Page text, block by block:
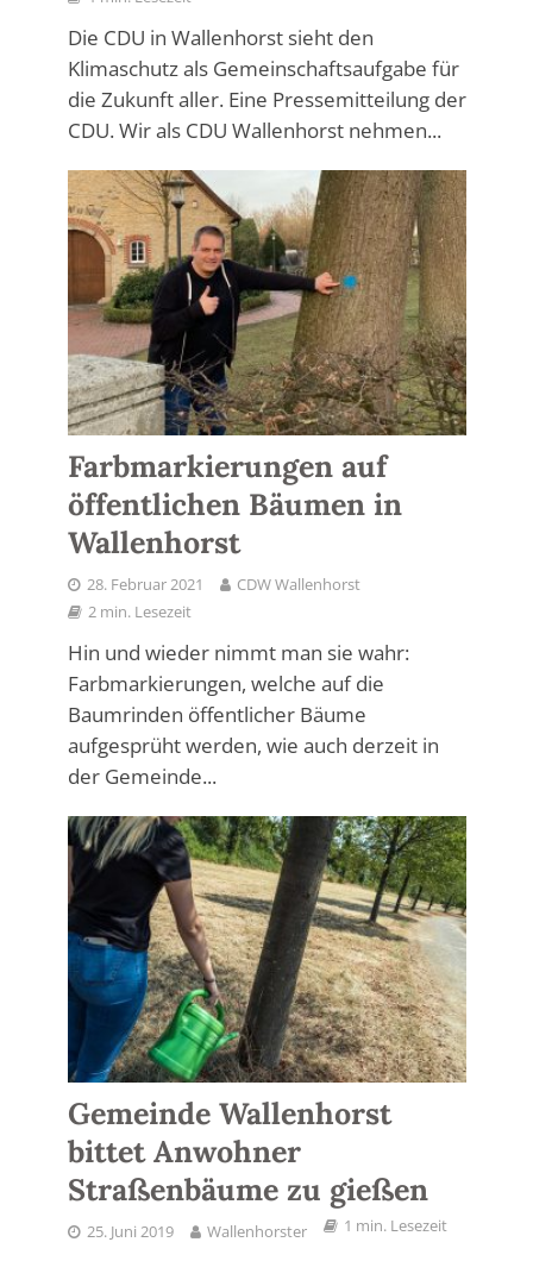
Die CDU in Wallenhorst sieht den
Klimaschutz als Gemeinschaftsaufgabe für
die Zukunft aller. Eine Pressemitteilung der
CDU. Wir als CDU Wallenhorst nehmen...
Farbmarkierungen auf
öffentlichen Bäumen in
Wallenhorst
28. Februar 2021
CDW Wallenhorst
2 min. Lesezeit
Hin und wieder nimmt man sie wahr:
Farbmarkierungen, welche auf die
Baumrinden öffentlicher Bäume
aufgesprüht werden, wie auch derzeit in
der Gemeinde...
Gemeinde Wallenhorst
bittet Anwohner
Straßenbäume zu gießen
25. Juni 2019 Wallenhorster 1 min. Lesezeit